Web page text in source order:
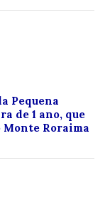
Pequena
de 1 ano, que
Monte Roraima